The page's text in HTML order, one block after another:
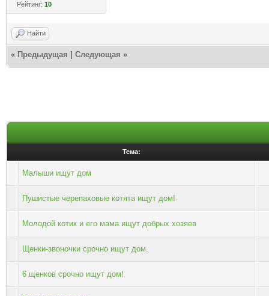
Рейтинг: 10
Найти
« Предыдущая Следующая »
Тема:
Малыши ищут дом
Пушистые черепаховые котята ищут дом!
Молодой котик и его мама ищут добрых хозяев
Щенки-звоночки срочно ищут дом.
6 щенков срочно ищут дом!